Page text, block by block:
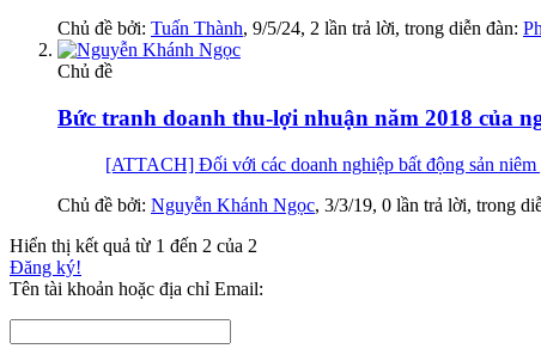
Chủ đề bởi: Tuấn Thành, 9/5/24, 2 lần trả lời, trong diễn đàn:
Chủ đề
Bức tranh doanh thu-lợi nhuận năm 2018 của
[ATTACH] Đối với các doanh nghiệp bất động sản
Chủ đề bởi: Nguyễn Khánh Ngọc, 3/3/19, 0 lần trả lời, trong
Hiển thị kết quả từ 1 đến 2 của 2
Đăng ký!
Tên tài khoản hoặc địa chỉ Email: